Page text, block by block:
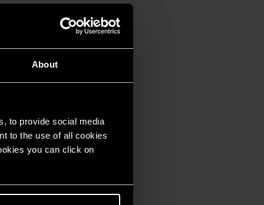
About
to provide social media
to the use of all cookies
you can click on